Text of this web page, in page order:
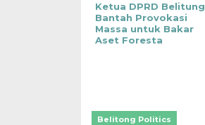
Ketua DPRD Belitung
Bantah Provokasi
Massa untuk Bakar
Aset Foresta
Belitong Politics